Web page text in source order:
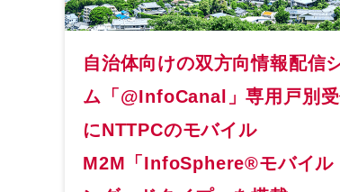
自治体向けの双方向情報配信
ム「@InfoCanal」専用戸別
にNTTPCのモバイル
M2M「InfoSphere®モバイル